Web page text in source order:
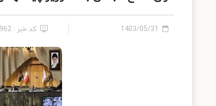
1403/05/31 کد خبر : 2408962